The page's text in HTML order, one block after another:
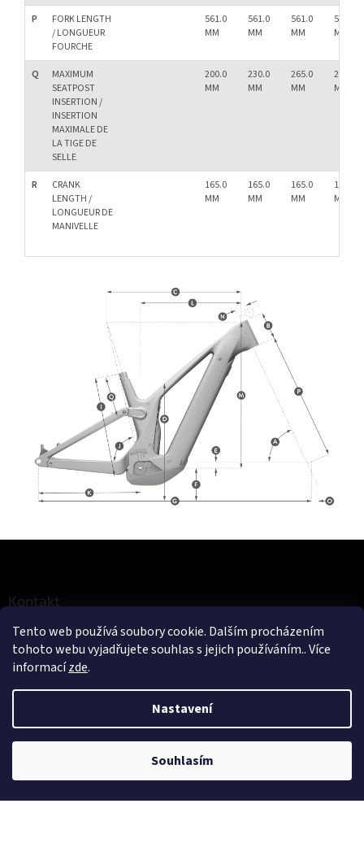
Tento web používá soubory cookie. Dalším procházením
tohoto webu vyjadřujete souhlas s jejich používáním.. Více
informacízde.
Nastavení
Souhlasím
P
FORK LENGTH
/ LONGUEUR
FOURCHE
561.0
MM
561.0
MM
561.0
MM
561.0
MM
Q
MAXIMUM
SEATPOST
INSERTION /
INSERTION
MAXIMALE DE
LA TIGE DE
SELLE
200.0
MM
230.0
MM
265.0
MM
295.0
MM
R
CRANK
LENGTH /
LONGUEUR DE
MANIVELLE
165.0
MM
165.0
MM
165.0
MM
165.0
MM
Kontakt
eshop@ cykloerben.cz
725 316 707